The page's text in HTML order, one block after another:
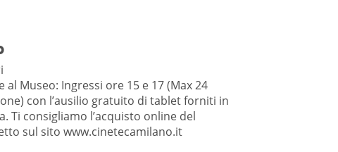
al Museo: Ingressi ore 15 e 17 (Max 24
con l’ausilio gratuito di tablet forniti in
Ti consigliamo l’acquisto online del
sul sito www.cinetecamilano.it